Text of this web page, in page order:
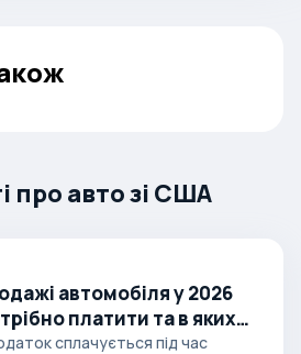
про авто зі США
автомобіля у 2026
платити та в яких
сплачується під час